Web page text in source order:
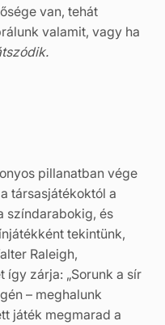
van, tehát
valamit, vagy ha
pillanatban vége
társasjátékoktól a
színdarabokig, és
tekintünk,
Raleigh,
így zárja: „Sorunk a sír
– meghalunk
játék megmarad a